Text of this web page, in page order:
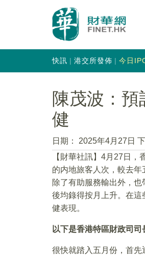
快訊 港交所發佈 今日
陳茂波：
健
日期：
2025年4月27日
【財華社訊】4月27日
的内地旅客人次，較去
除了有助服務輸出外，
後均錄得按月上升。在
健表現。
以下是香港特區財政司
很快就踏入五月份，首